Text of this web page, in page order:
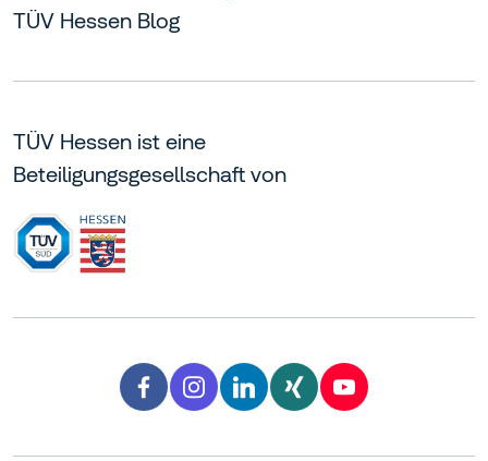
TÜV Hessen Blog
TÜV Hessen ist eine
Beteiligungsgesellschaft von
facebook
Facebook TÜV Hessen
instagram
Instagram TÜV Hessen
linkedin
LinkedIn TÜV Hessen
xing
Xing TÜV Hessen
youtube
YouTube TÜV